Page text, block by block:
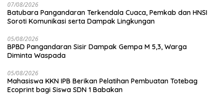
07/08/2026
Batubara Pangandaran Terkendala Cuaca, Pemkab dan HNSI
Soroti Komunikasi serta Dampak Lingkungan
05/08/2026
BPBD Pangandaran Sisir Dampak Gempa M 5,3, Warga
Diminta Waspada
05/08/2026
Mahasiswa KKN IPB Berikan Pelatihan Pembuatan Totebag
Ecoprint bagi Siswa SDN 1 Babakan